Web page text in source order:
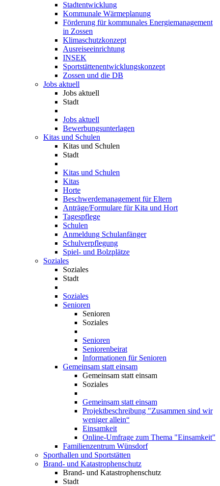
Stadtentwicklung
Kommunale Wärmeplanung
Förderung für kommunales Energiemanagement
in Zossen
Klimaschutzkonzept
Ausreiseeinrichtung
INSEK
Sportstättenentwicklungskonzept
Zossen und die DB
Jobs aktuell
Jobs aktuell
Stadt
Jobs aktuell
Bewerbungsunterlagen
Kitas und Schulen
Kitas und Schulen
Stadt
Kitas und Schulen
Kitas
Horte
Beschwerdemanagement für Eltern
Anträge/Formulare für Kita und Hort
Tagespflege
Schulen
Anmeldung Schulanfänger
Schulverpflegung
Spiel- und Bolzplätze
Soziales
Soziales
Stadt
Soziales
Senioren
Senioren
Soziales
Senioren
Seniorenbeirat
Informationen für Senioren
Gemeinsam statt einsam
Gemeinsam statt einsam
Soziales
Gemeinsam statt einsam
Projektbeschreibung "Zusammen sind wir
weniger allein“
Einsamkeit
Online-Umfrage zum Thema "Einsamkeit"
Familienzentrum Wünsdorf
Sporthallen und Sportstätten
Brand- und Katastrophenschutz
Brand- und Katastrophenschutz
Stadt